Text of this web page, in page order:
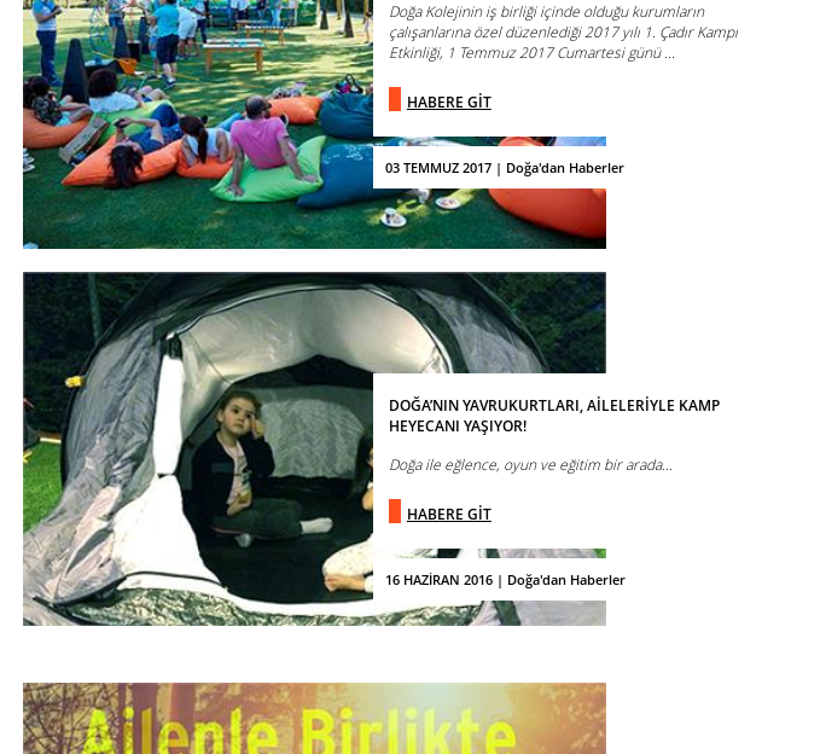
03 TEMMUZ 2017 | Doğa'dan Haberler
Doğa Kolejinin iş birliği içinde olduğu kurumların
çalışanlarına özel düzenlediği 2017 yılı 1. Çadır Kampı
Etkinliği, 1 Temmuz 2017 Cumartesi günü ...
HABERE GİT
16 HAZİRAN 2016 | Doğa'dan Haberler
DOĞA’NIN YAVRUKURTLARI, AİLELERİYLE KAMP
HEYECANI YAŞIYOR!
Doğa ile eğlence, oyun ve eğitim bir arada...
HABERE GİT